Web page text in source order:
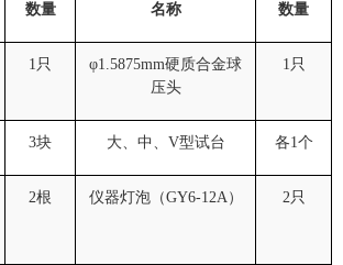
数量 名称 数量
1只 φ1.5875mm硬质合金球
压头
1只
3块 大、中、 V型试台 各1个
2根 仪器灯泡（GY6-12A） 2只